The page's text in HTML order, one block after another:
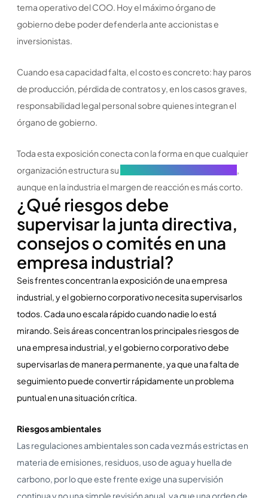
tema operativo del COO. Hoy el máximo órgano de
gobierno debe poder defenderla ante accionistas e
inversionistas.
Cuando esa capacidad falta, el costo es concreto: hay paros
de producción, pérdida de contratos y, en los casos graves,
responsabilidad legal personal sobre quienes integran el
órgano de gobierno.
Toda esta exposición conecta con la forma en que cualquier
organización estructura su
,
aunque en la industria el margen de reacción es más corto.
¿Qué riesgos debe
supervisar la junta directiva,
consejos o comités en una
empresa industrial?
Seis frentes concentran la exposición de una empresa
industrial, y el gobierno corporativo necesita supervisarlos
todos. Cada uno escala rápido cuando nadie lo está
mirando. Seis áreas concentran los principales riesgos de
una empresa industrial, y el gobierno corporativo debe
supervisarlas de manera permanente, ya que una falta de
seguimiento puede convertir rápidamente un problema
puntual en una situación crítica.
Riesgos ambientales
Las regulaciones ambientales son cada vez más estrictas en
materia de emisiones, residuos, uso de agua y huella de
carbono, por lo que este frente exige una supervisión
continua y no una simple revisión anual, ya que una orden de